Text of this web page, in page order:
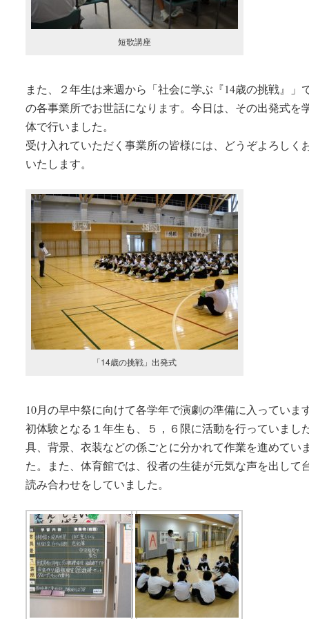
短歌講座
また、２年生は来週から「社会に学ぶ『14歳の挑戦』」
の各事業所でお世話になります。今日は、その出発式を
体で行いました。
受け入れていただく事業所の皆様には、どうぞよろしく
いたします。
「14歳の挑戦」出発式
10月の早中祭に向けて各学年で演劇の準備に入っていま
初体験となる１年生も、５，６限に活動を行っていまし
具、背景、衣装などの係ごとに分かれて作業を進めてい
た。また、体育館では、役者の生徒が元気な声を出して
読み合わせをしていました。